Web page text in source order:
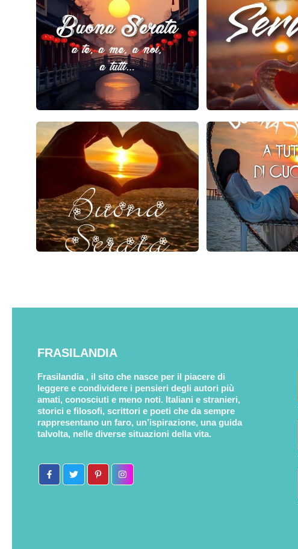
FRASILANDIA
Frasilandia , il sito che nasce per il piacere di
leggere e condividere i pensieri degli autori più
amati, conosciuti e meno noti. Italiani e stranieri,
storici e filosofi, scrittori e poeti che da sempre
rappresentano un faro, un’ispirazione, una guida
talvolta, nelle diverse situazioni della vita.